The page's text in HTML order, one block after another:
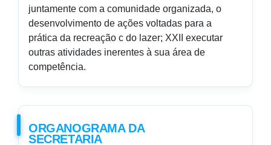
juntamente com a comunidade organizada, o
desenvolvimento de ações voltadas para a
prática da recreação c do lazer; XXII executar
outras atividades inerentes à sua área de
competência.
ORGANOGRAMA DA
SECRETARIA